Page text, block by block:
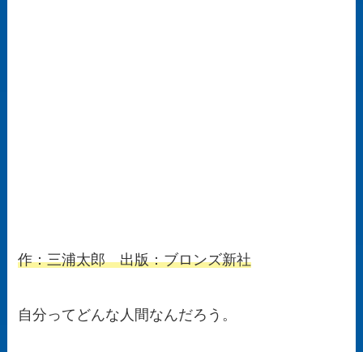
作：三浦太郎 出版：ブロンズ新社
自分ってどんな人間なんだろう。